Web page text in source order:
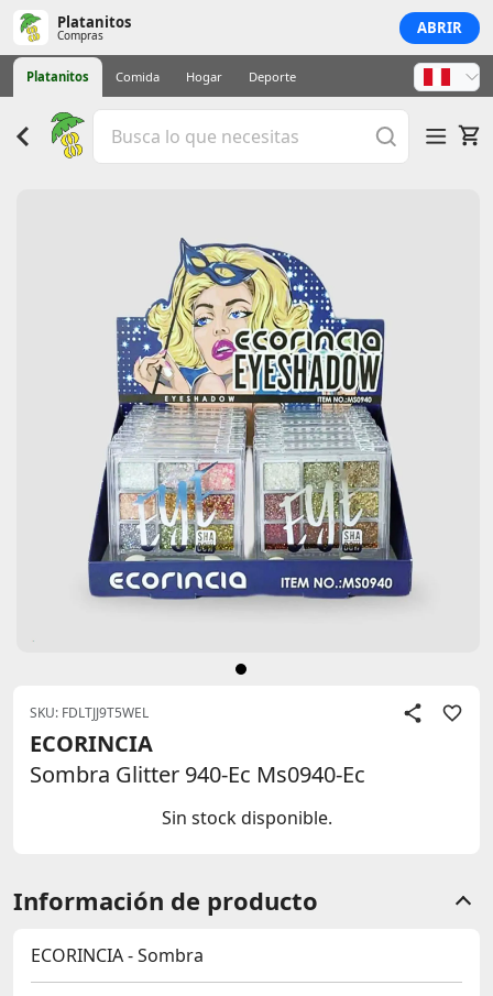
Platanitos
Compras ABRIR
Platanitos Comida Hogar Deporte
SKU: FDLTJJ9T5WEL
ECORINCIA
Sombra Glitter 940-Ec Ms0940-Ec
Sin stock disponible.
Información de producto
ECORINCIA - Sombra